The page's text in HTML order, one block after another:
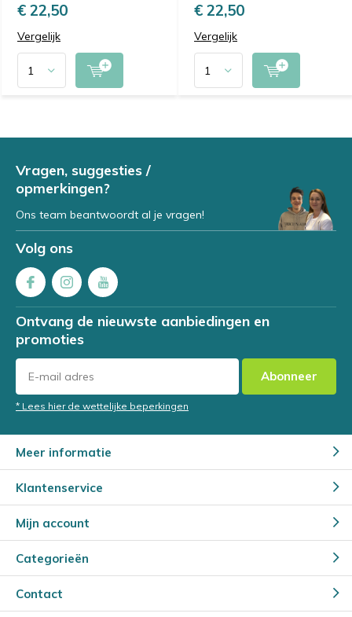
€ 22,50
Vergelijk
€ 22,50
Vergelijk
Vragen, suggesties /
opmerkingen?
Ons team beantwoordt al je vragen!
Volg ons
Ontvang de nieuwste aanbiedingen en
promoties
Abonneer
* Lees hier de wettelijke beperkingen
Meer informatie
Klantenservice
Mijn account
Categorieën
Contact